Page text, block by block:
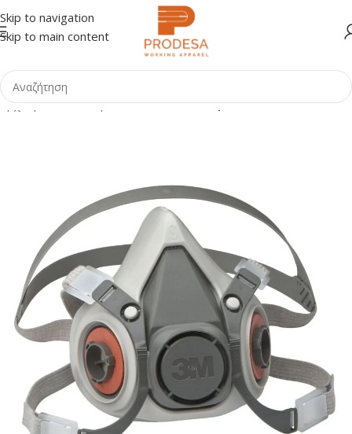
Skip to navigation
Skip to main content
Αρχική σελίδα Shop ΕΠΑΓΓΕΛΜΑΤΑ Ιατρικά